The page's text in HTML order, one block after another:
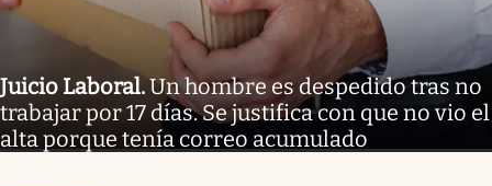
Juicio Laboral.Un hombre es despedido tras no
trabajar por 17 días. Se justifica con que no vio el
alta porque tenía correo acumulado